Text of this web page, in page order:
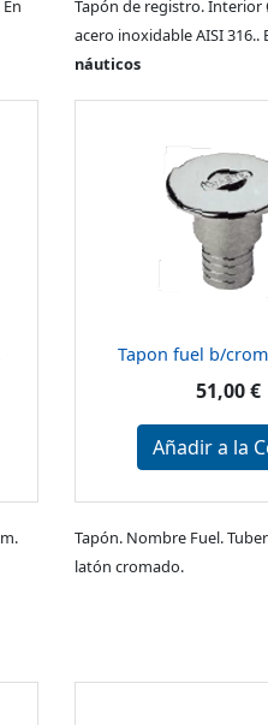
Tapón de registro. Interior
acero inoxidable AISI 316..
náuticos
Tapon fuel b/
51,00 €
Añadir a la
Tapón. Nombre Fuel.
latón cromado.